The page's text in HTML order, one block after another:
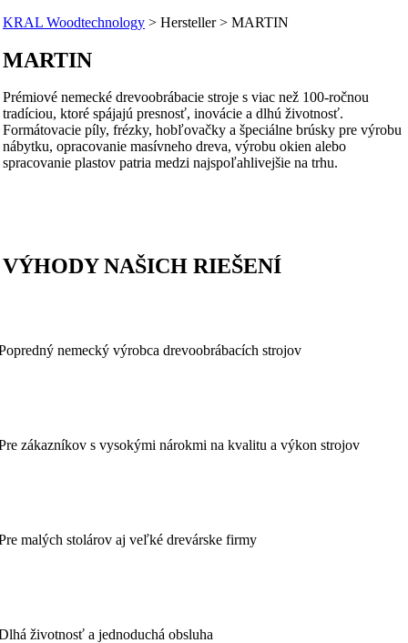
KRAL Woodtechnology > Hersteller> MARTIN
MARTIN
Prémiové nemecké drevoobrábacie stroje s viac než 100-ročnou
tradíciou, ktoré spájajú presnosť, inovácie a dlhú životnosť.
Formátovacie píly, frézky, hobľovačky a špeciálne brúsky pre výrobu
nábytku, opracovanie masívneho dreva, výrobu okien alebo
spracovanie plastov patria medzi najspoľahlivejšie na trhu.
VÝHODY NAŠICH RIEŠENÍ
nemecký výrobca drevoobrábacích strojov
zákazníkov s vysokými nárokmi na kvalitu a výkon strojov
malých stolárov aj veľké drevárske firmy
životnosť a jednoduchá obsluha